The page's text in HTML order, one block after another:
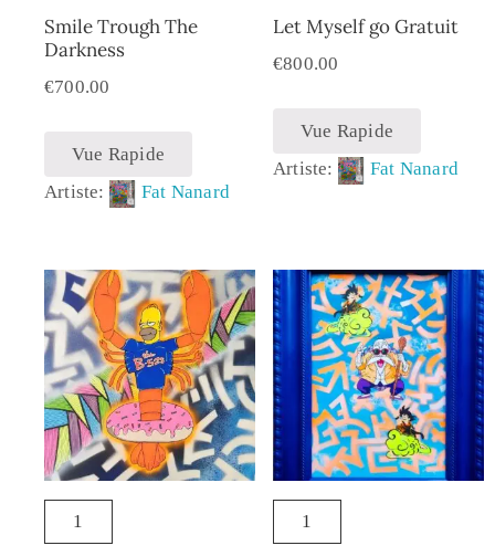
Smile Trough The
Darkness
€700.00
Vue Rapide
Artiste:
Fat Nanard
Let Myself go Gratuit
€800.00
Vue Rapide
Artiste:
Fat Nanard